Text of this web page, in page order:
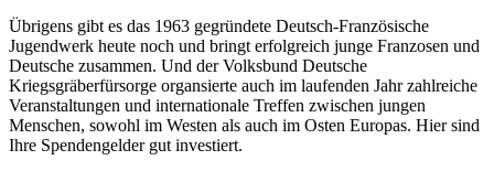
Übrigens gibt es das 1963 gegründete Deutsch-Französische
Jugendwerk heute noch und bringt erfolgreich junge Franzosen und
Deutsche zusammen. Und der Volksbund Deutsche
Kriegsgräberfürsorge organsierte auch im laufenden Jahr zahlreiche
Veranstaltungen und internationale Treffen zwischen jungen
Menschen, sowohl im Westen als auch im Osten Europas. Hier sind
Ihre Spendengelder gut investiert.